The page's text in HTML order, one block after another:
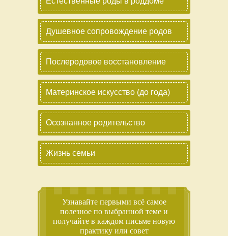
Душевное сопровождение родов
Послеродовое восстановление
Материнское искусство (до года)
Осознанное родительство
Жизнь семьи
Узнавайте первыми всё самое
полезное по выбранной теме и
получайте в каждом письме новую
практику или совет